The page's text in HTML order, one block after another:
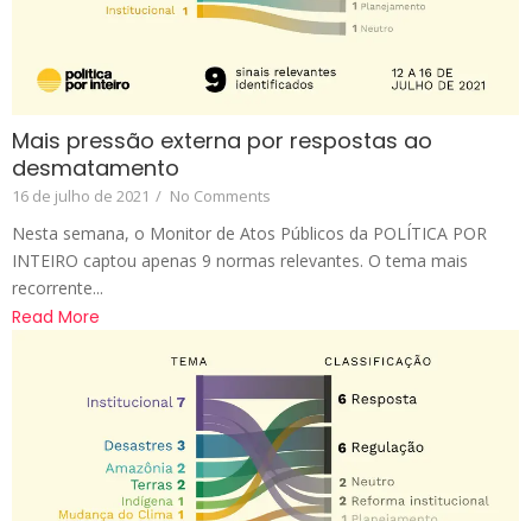
Mais pressão externa por respostas ao
desmatamento
16 de julho de 2021 / No Comments
Nesta semana, o Monitor de Atos Públicos da POLÍTICA POR
INTEIRO captou apenas 9 normas relevantes. O tema mais
recorrente...
Read More